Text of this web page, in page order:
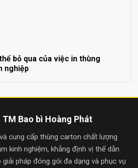
bỏ qua của việc in thùng
nghiệp
Bao bì Hoàng Phát
cung cấp thùng carton chất lượng
kinh nghiệm, khẳng định vị thế dẫn
pháp đóng gói đa dạng và phục vụ